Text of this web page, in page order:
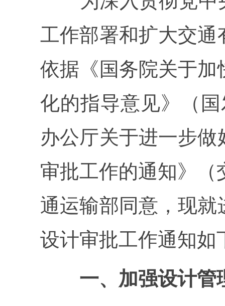
工作部署和扩大交
依据《国务院关于
化的指导意见》（
办公厅关于进一步
审批工作的通知》（
通运输部同意，现
设计审批工作通知如
一、加强设计管